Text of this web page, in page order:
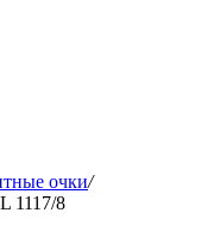
очки/
1117/8